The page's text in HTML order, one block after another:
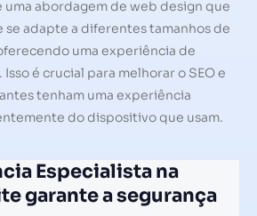
uma abordagem de web design que
se adapte a diferentes tamanhos de
uma experiência de
é crucial para melhorar o SEO e
tenham uma experiência
do dispositivo que usam.
Especialista na
garante a segurança